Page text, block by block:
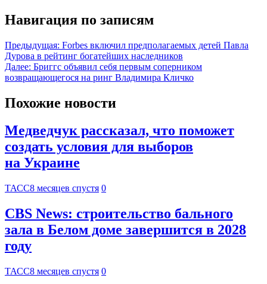
Навигация по записям
Предыдущая: Forbes включил предполагаемых детей Павла
Дурова в рейтинг богатейших наследников
Далее: Бриггс объявил себя первым соперником
возвращающегося на ринг Владимира Кличко
Похожие новости
Медведчук рассказал, что поможет
создать условия для выборов
на Украине
ТАСС8 месяцев спустя 0
CBS News: строительство бального
зала в Белом доме завершится в 2028
году
ТАСС8 месяцев спустя 0